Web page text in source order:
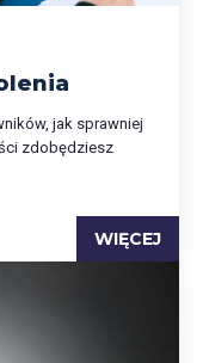
jak sprawniej
zdobędziesz
WIĘCEJ